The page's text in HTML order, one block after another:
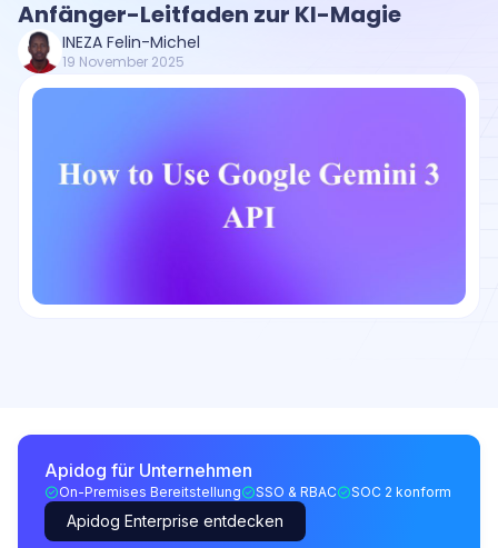
Anfänger-Leitfaden zur KI-Magie
INEZA Felin-Michel
19 November 2025
Apidog für Unternehmen
On-Premises Bereitstellung SSO & RBAC SOC 2 konform
Apidog Enterprise entdecken